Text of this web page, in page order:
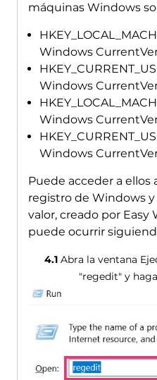
máquinas Windows
Windows
Windows
Windows
Windows
Puede acceder a ellos
registro de Windows
valor, creado por Easy
puede ocurrir
4.1 Abra la ventana
"regedit" y